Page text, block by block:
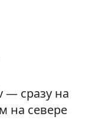
— сразу на
на севере